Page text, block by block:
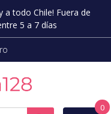
a todo Chile! Fuera de
5 a 7 días
0